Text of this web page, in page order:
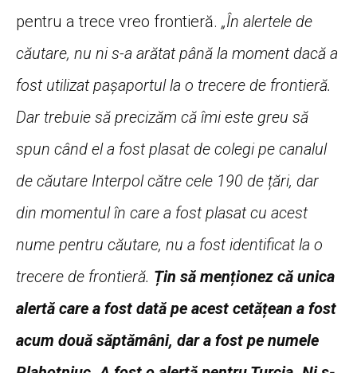
pentru a trece vreo frontieră. „În alertele de
căutare, nu ni s-a arătat până la moment dacă a
fost utilizat pașaportul la o trecere de frontieră.
Dar trebuie să precizăm că îmi este greu să
spun când el a fost plasat de colegi pe canalul
de căutare Interpol către cele 190 de țări, dar
din momentul în care a fost plasat cu acest
nume pentru căutare, nu a fost identificat la o
trecere de frontieră. Țin să menționez că unica
alertă care a fost dată pe acest cetățean a fost
acum două săptămâni, dar a fost pe numele